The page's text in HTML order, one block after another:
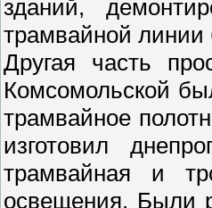
зданий,
трамвайной линии
Другая часть
Комсомольской
трамвайное
изготовил
трамвайная и
освещения. Были